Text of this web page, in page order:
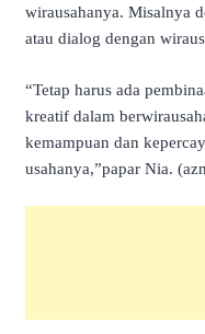
wirausahanya. Misalnya
atau dialog dengan
“Tetap harus ada
kreatif dalam
kemampuan dan
usahanya,”papar Nia.